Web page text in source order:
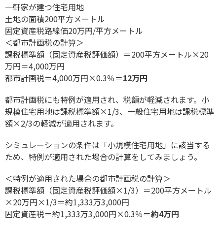
一軒家が建つ住宅用地
土地の面積200平方メートル
固定資産税路線価20万円/平方メートル
＜都市計画税の計算＞
課税標準額（固定資産税評価額）＝200平方メートル×20
万円＝4,000万円
都市計画税＝4,000万円×0.3％＝12万円
都市計画税にも特例が適用され、税額が軽減されます。小
規模住宅用地は課税標準額×1/3、一般住宅用地は課税標準
額×2/3の軽減が適用されます。
シミュレーションの条件は「小規模住宅用地」に該当する
ため、特例が適用された場合の計算をしてみましょう。
＜特例が適用された場合の都市計画税の計算＞
課税標準額（固定資産税評価額×1/3）＝200平方メートル
×20万円×1/3＝約1,333万3,000円
固定資産税＝約1,333万3,000円×0.3％＝約4万円